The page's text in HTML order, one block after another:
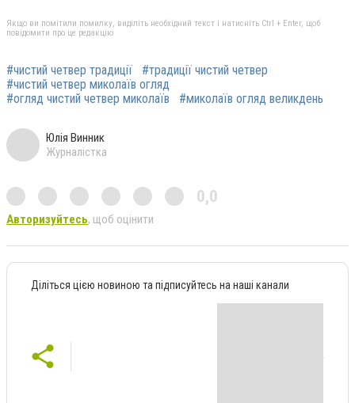
Якщо ви помітили помилку, виділіть необхідний текст і натисніть Ctrl + Enter, щоб
повідомити про це редакцію
#чистий четвер традиції
#традиції чистий четвер
#чистий четвер миколаїв огляд
#огляд чистий четвер миколаїв
#миколаїв огляд великдень
Юлія Винник
Журналістка
0,0
Авторизуйтесь, щоб оцінити
Діліться цією новиною та підписуйтесь на наші канали